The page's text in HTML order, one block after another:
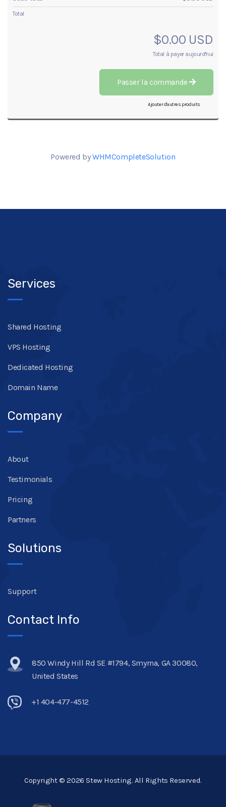
Total
$0.00 USD
Total à payer aujourd'hui
Passer la commande
Ajouter d'autres produits
Powered byWHMCompleteSolution
Services
Shared Hosting
VPS Hosting
Dedicated Hosting
Domain Name
Company
About
Testimonials
Pricing
Partners
Solutions
Support
Contact Info
850 Windy Hill Rd SE #1794, Smyrna, GA 30080,
United States
+1 404-477-4512
Copyright © 2026 Stew Hosting. All Rights Reserved.